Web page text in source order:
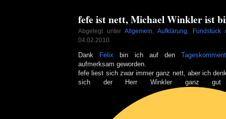
fefe ist nett, Michael Winkler ist
Abgelegt unter Allgemein, Aufklärung,
Fundstück
04.02.2010
Dank Felix bin ich auf den
aufmerksam geworden.
fefe liest sich zwar immer ganz nett, aber ich
sich der Herr Winkler ganz gut